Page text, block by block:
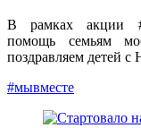
В рамках акции
помощь семьям
поздравляем детей
#мывместе